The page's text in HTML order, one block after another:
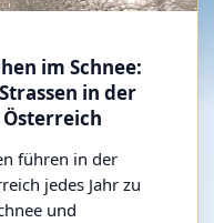
im Schnee:
in der
führen in der
jedes Jahr zu
und